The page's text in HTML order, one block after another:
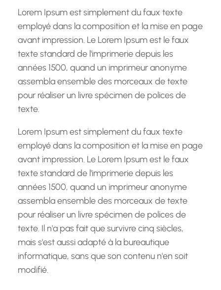
hLorem Ipsum est simplement du faux texte
employé dans la composition et la mise en page
avant impression. Le Lorem Ipsum est le faux
texte standard de l'imprimerie depuis les
années 1500, quand un imprimeur anonyme
assembla ensemble des morceaux de texte
pour réaliser un livre spécimen de polices de
texte.
Lorem Ipsum est simplement du faux texte
employé dans la composition et la mise en page
avant impression. Le Lorem Ipsum est le faux
texte standard de l'imprimerie depuis les
années 1500, quand un imprimeur anonyme
assembla ensemble des morceaux de texte
pour réaliser un livre spécimen de polices de
texte. Il n'a pas fait que survivre cinq siècles,
mais s'est aussi adapté à la bureautique
informatique, sans que son contenu n'en soit
modifié.